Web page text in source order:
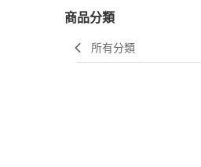
商品分類
所有分類